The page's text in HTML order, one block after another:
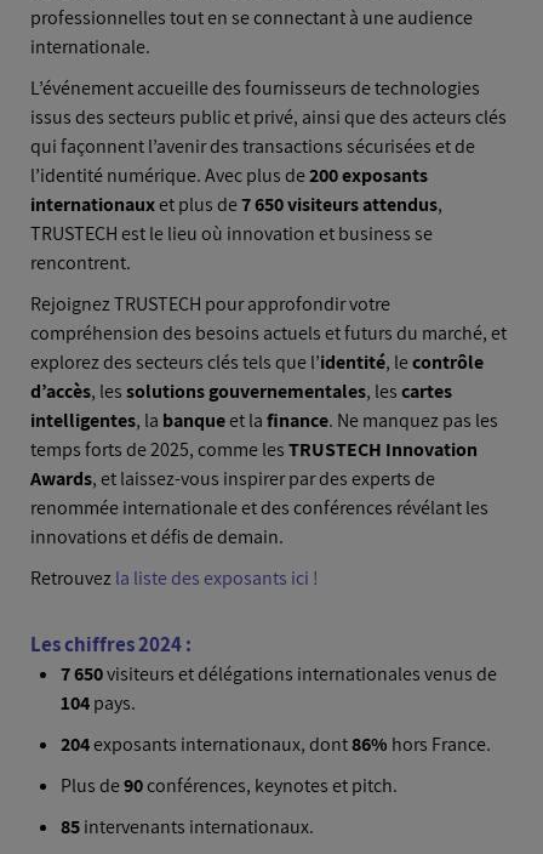
professionnelles tout en se connectant à une audience
internationale.
L’événement accueille des fournisseurs de technologies
issus des secteurs public et privé, ainsi que des acteurs clés
qui façonnent l’avenir des transactions sécurisées et de
l’identité numérique. Avec plus de200 exposants
internationauxet plus de7 650 visiteurs attendus,
TRUSTECH est le lieu où innovation et business se
rencontrent.
Rejoignez TRUSTECH pour approfondir votre
compréhension des besoins actuels et futurs du marché, et
explorez des secteurs clés tels que l’identité, lecontrôle
d’accès, lessolutions gouvernementales, lescartes
intelligentes, la banqueet lafinance. Ne manquez pas les
temps forts de 2025, comme lesTRUSTECH Innovation
Awards, et laissez-vous inspirer par des experts de
renommée internationale et des conférences révélant les
innovations et défis de demain.
Retrouvezla liste des exposants ici !
Les chiffres 2024 :
7 650visiteurs et délégations internationales venus de
104pays.
204exposants internationaux, dont86% hors France.
Plus de90conférences, keynotes et pitch.
85intervenants internationaux.